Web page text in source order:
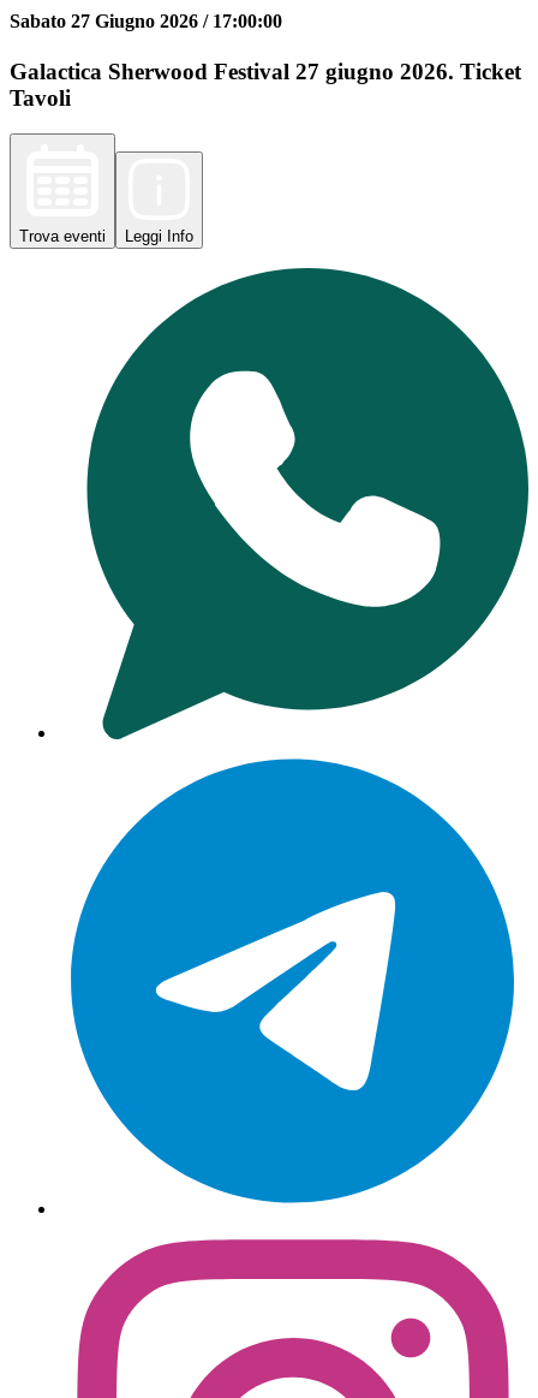
Sabato 27 Giugno 2026 / 17:00:00
Galactica Sherwood Festival 27 giugno 2026. Ticket
Tavoli
Trova eventi Leggi Info